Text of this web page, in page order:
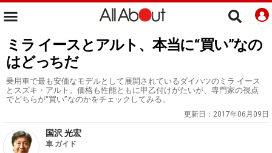
ミラ イースとアルト、本当に“買い”なの
はどっちだ
乗用車で最も安価なモデルとして展開されているダイハツのミラ イース
とスズキ・アルト。価格も性能ともに甲乙付けがたいが、専門家の視点
でどちらが“買い”なのかをチェックしてみる。
更新日： 2017年06月09日
国沢 光宏
車 ガイド